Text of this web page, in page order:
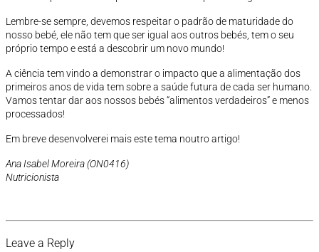
Lembre-se sempre, devemos respeitar o padrão de maturidade do
nosso bebé, ele não tem que ser igual aos outros bebés, tem o seu
próprio tempo e está a descobrir um novo mundo!
A ciência tem vindo a demonstrar o impacto que a alimentação dos
primeiros anos de vida tem sobre a saúde futura de cada ser humano.
Vamos tentar dar aos nossos bebés “alimentos verdadeiros” e menos
processados!
Em breve desenvolverei mais este tema noutro artigo!
Ana Isabel Moreira (ON0416)
Nutricionista
Leave a Reply